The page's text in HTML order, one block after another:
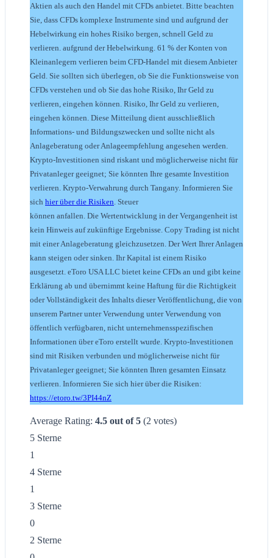
Aktien als auch den Handel mit CFDs anbietet. Bitte beachten
Sie, dass CFDs komplexe Instrumente sind und aufgrund der
Hebelwirkung ein hohes Risiko bergen, schnell Geld zu
verlieren. aufgrund der Hebelwirkung. 61 % der Konten von
Kleinanlegern verlieren beim CFD-Handel mit diesem Anbieter
Geld. Sie sollten sich überlegen, ob Sie die Funktionsweise von
CFDs verstehen und ob Sie das hohe Risiko, Ihr Geld zu
verlieren, eingehen können. Risiko, Ihr Geld zu verlieren,
eingehen können. Diese Mitteilung dient ausschließlich
Informations- und Bildungszwecken und sollte nicht als
Anlageberatung oder Anlageempfehlung angesehen werden.
Krypto-Investitionen sind riskant und möglicherweise nicht für
Privatanleger geeignet; Sie könnten Ihre gesamte Investition
verlieren. Krypto-Verwahrung durch Tangany. Informieren Sie
sich hier über die Risiken . Steuer
können anfallen. Die Wertentwicklung in der Vergangenheit ist
kein Hinweis auf zukünftige Ergebnisse. Copy Trading ist nicht
mit einer Anlageberatung gleichzusetzen. Der Wert Ihrer Anlagen
kann steigen oder sinken. Ihr Kapital ist einem Risiko
ausgesetzt. eToro USA LLC bietet keine CFDs an und gibt keine
Erklärung ab und übernimmt keine Haftung für die Richtigkeit
oder Vollständigkeit des Inhalts dieser Veröffentlichung, die von
unserem Partner unter Verwendung unter Verwendung von
öffentlich verfügbaren, nicht unternehmensspezifischen
Informationen über eToro erstellt wurde. Krypto-Investitionen
sind mit Risiken verbunden und möglicherweise nicht für
Privatanleger geeignet; Sie könnten Ihren gesamten Einsatz
verlieren. Informieren Sie sich hier über die Risiken:
https://etoro.tw/3PI44nZ
Average Rating: 4.5 out of5 (2 votes)
5 Sterne
1
4 Sterne
1
3 Sterne
0
2 Sterne